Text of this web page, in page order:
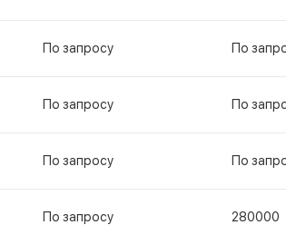
По запросу По
По запросу По
По запросу По
По запросу 280000